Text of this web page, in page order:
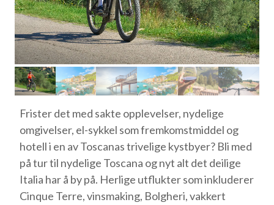
Frister det med sakte opplevelser, nydelige
omgivelser, el-sykkel som fremkomstmiddel og
hotell i en av Toscanas trivelige kystbyer? Bli med
på tur til nydelige Toscana og nyt alt det deilige
Italia har å by på. Herlige utflukter som inkluderer
Cinque Terre, vinsmaking, Bolgheri, vakkert